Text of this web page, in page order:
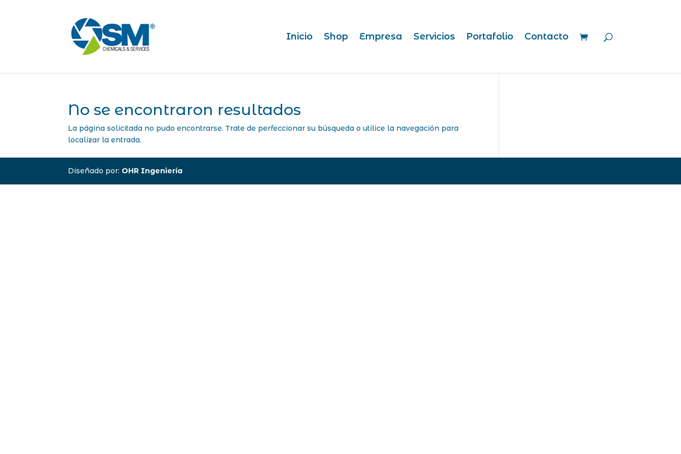
Inicio Shop Empresa Servicios Portafolio Contacto
No se encontraron resultados
La página solicitada no pudo encontrarse. Trate de perfeccionar su búsqueda o utilice la navegación para
localizar la entrada.
Diseñado por: OHR Ingeniería